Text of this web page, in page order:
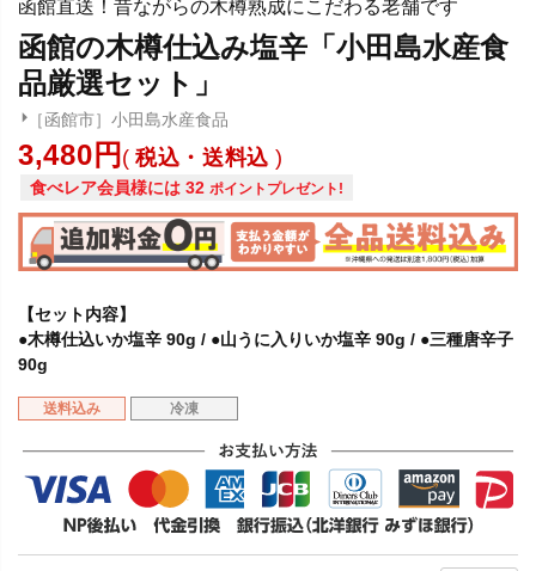
函館直送！昔ながらの木樽熟成にこだわる老舗です
函館の木樽仕込み塩辛「小田島水産食
品厳選セット」
［函館市］小田島水産食品
3,480 税込・送料込
食べレア会員様には 32 ポイントプレゼント!
【セット内容】
●木樽仕込いか塩辛 90g / ●山うに入りいか塩辛 90g / ●三種唐辛子
90g
送料込み 冷凍